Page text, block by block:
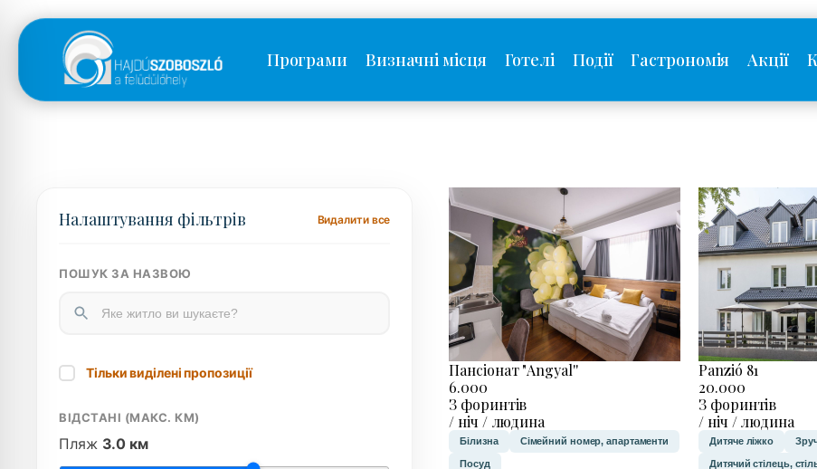
Програми Визначні місця Готелі Події Гастрономія Акції
Налаштування фільтрів Видалити все
ПОШУК ЗА НАЗВОЮ
Тільки виділені пропозиції
ВІДСТАНІ (МАКС. КМ)
Пляж 3.0 км
Пансіонат "Angyal''
6.000
З форинтів
/ ніч / людина
Білизна Сімейний номер, апартаменти
Посуд
Panzió 81
20.000
З форинтів
/ ніч / людина
Дитяче ліжко
Дитячий стілець,